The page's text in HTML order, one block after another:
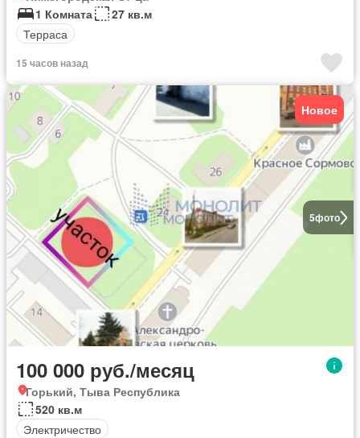
1 Комната
27 кв.м
Терраса
15 часов назад
5фото
Новое
100 000 руб./месяц
Горький, Тыва Республика
520 кв.м
Электричество